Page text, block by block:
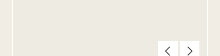
Edellinen